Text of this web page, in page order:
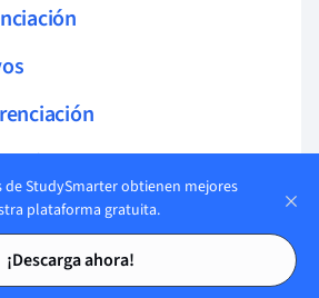
Tarjetas de estudio
Tarjetas de estudio
Trigonométricas
de StudySmarter obtienen mejores
plataforma gratuita.
¡Descarga ahora!